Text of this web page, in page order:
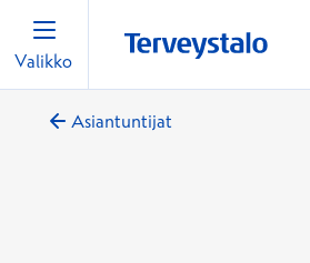
Valikko
Asiantuntijat